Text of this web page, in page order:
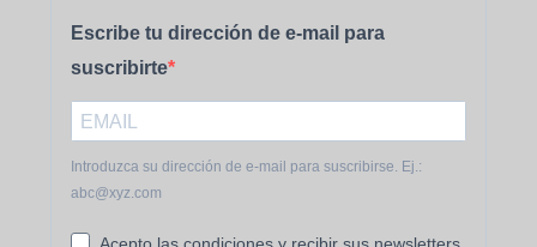
Escribe tu dirección de e-mail para
suscribirte
Introduzca su dirección de e-mail para suscribirse. Ej.:
abc@xyz.com